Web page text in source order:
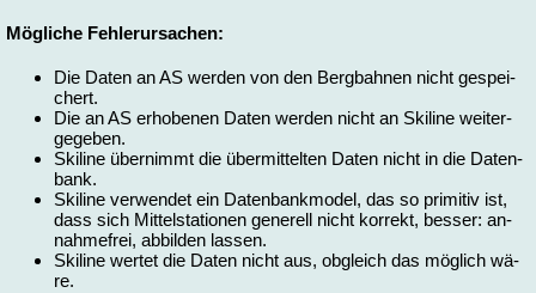
Mög­li­che Feh­ler­ur­sa­chen:
Die Da­ten an AS wer­den von den Berg­bah­nen nicht ge­spei­
chert.
Die an AS er­ho­be­nen Da­ten wer­den nicht an Ski­line wei­ter­
ge­ge­ben.
Ski­line über­nimmt die über­mit­tel­ten Da­ten nicht in die Da­ten­
bank.
Ski­line ver­wen­det ein Da­ten­bank­mo­del, das so pri­mi­tiv ist,
dass sich Mit­tel­sta­tio­nen ge­ne­rell nicht kor­rekt, bes­ser: an­
nah­me­frei, ab­bil­den las­sen.
Ski­line wer­tet die Da­ten nicht aus, ob­gleich das mög­lich wä­
re.